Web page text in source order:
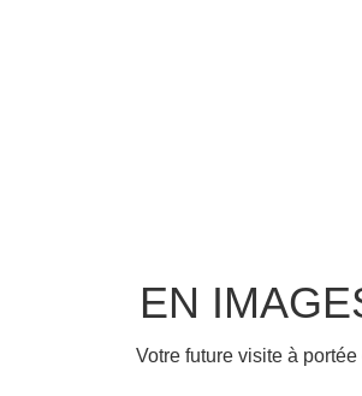
EN
Votre future visite à portée